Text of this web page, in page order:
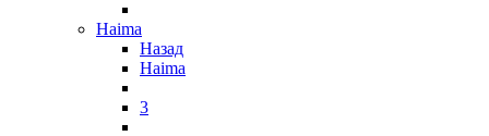
Haima
Назад
Haima
3